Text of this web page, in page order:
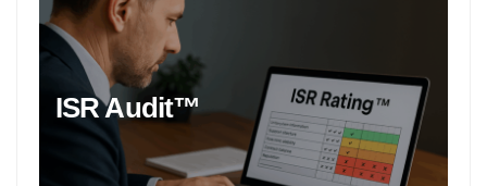
ISR Audit™